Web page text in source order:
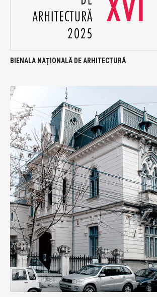
BIENALA NAȚIONALĂ DE ARHITECTURĂ